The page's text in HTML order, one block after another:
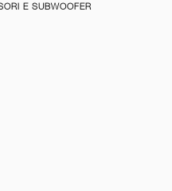
E SUBWOOFER